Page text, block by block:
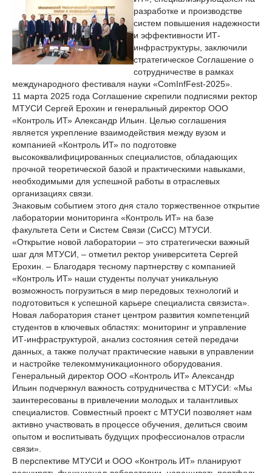
разработке и производстве
систем повышения надежности
и эффективности ИТ-
инфраструктуры, заключили
стратегическое Соглашение о
сотрудничестве в рамках
международного фестиваля науки «ComInfFest-2025».
11 марта 2025 года Соглашение скрепили подписями ректор
МТУСИ Сергей Ерохин и генеральный директор ООО
«Контроль ИТ» Александр Ильин. Целью соглашения
является укрепление взаимодействия между вузом и
компанией «Контроль ИТ» по подготовке
высококвалифицированных специалистов, обладающих
прочной теоретической базой и практическими навыками,
необходимыми для успешной работы в отраслевых
организациях связи.
Знаковым событием этого дня стало торжественное открытие
лаборатории мониторинга «Контроль ИТ» на базе
факультета Сети и Систем Связи (СиСС) МТУСИ.
«Открытие новой лаборатории – это стратегически важный
шаг для МТУСИ, – отметил ректор университета Сергей
Ерохин. – Благодаря тесному партнерству с компанией
«Контроль ИТ» наши студенты получат уникальную
возможность погрузиться в мир передовых технологий и
подготовиться к успешной карьере специалиста связиста».
Новая лаборатория станет центром развития компетенций
студентов в ключевых областях: мониторинг и управление
ИТ-инфраструктурой, анализ состояния сетей передачи
данных, а также получат практические навыки в управлении
и настройке телекоммуникационного оборудования.
Генеральный директор ООО «Контроль ИТ» Александр
Ильин подчеркнул важность сотрудничества с МТУСИ: «Мы
заинтересованы в привлечении молодых и талантливых
специалистов. Совместный проект с МТУСИ позволяет нам
активно участвовать в процессе обучения, делиться своим
опытом и воспитывать будущих профессионалов отрасли
связи».
В перспективе МТУСИ и ООО «Контроль ИТ» планируют